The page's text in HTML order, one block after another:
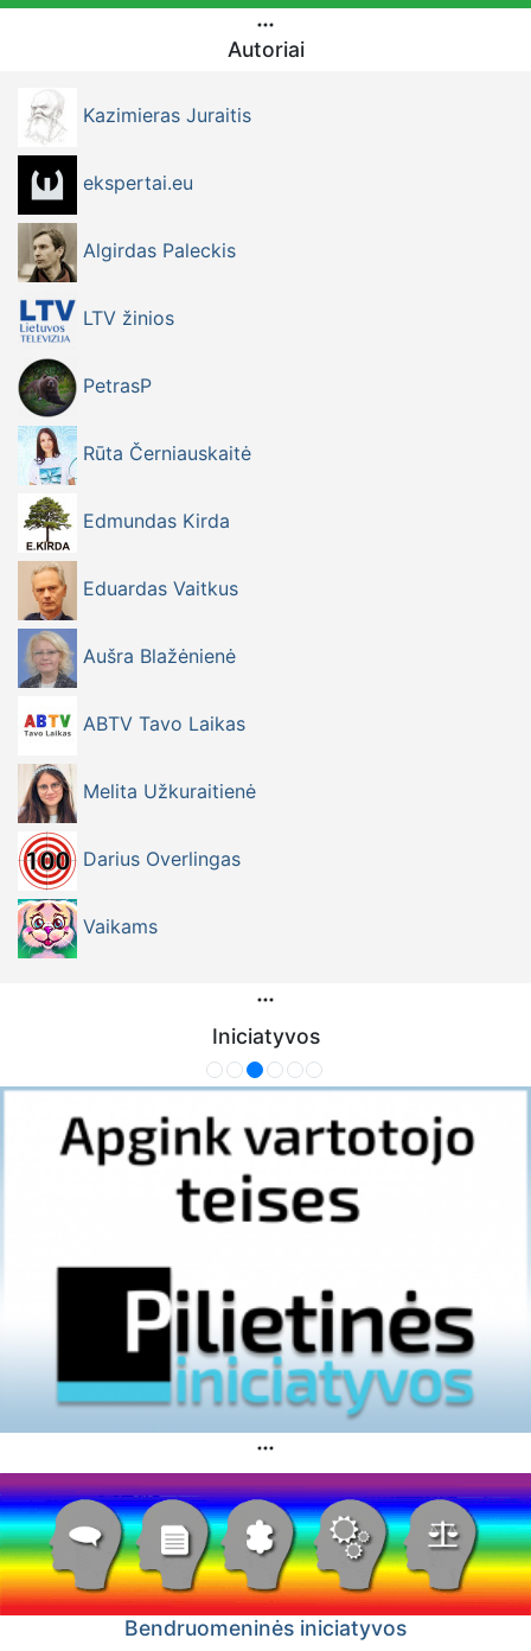
Autoriai
Kazimieras Juraitis
ekspertai.eu
Algirdas Paleckis
LTV žinios
PetrasP
Rūta Černiauskaitė
Edmundas Kirda
Eduardas Vaitkus
Aušra Blažėnienė
ABTV Tavo Laikas
Melita Užkuraitienė
Darius Overlingas
Vaikams
Iniciatyvos
Bendruomeninės iniciatyvos